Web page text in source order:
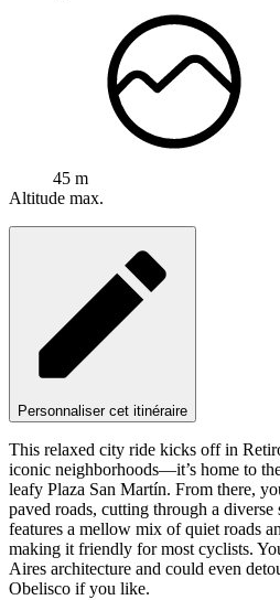
45 m
Altitude max.
Personnaliser cet itinéraire
This relaxed city ride kicks off in
iconic neighborhoods—it’s home to
leafy Plaza San Martín. From there,
paved roads, cutting through a
features a mellow mix of quiet roads
making it friendly for most cyclists.
Aires architecture and could even
Obelisco if you like.